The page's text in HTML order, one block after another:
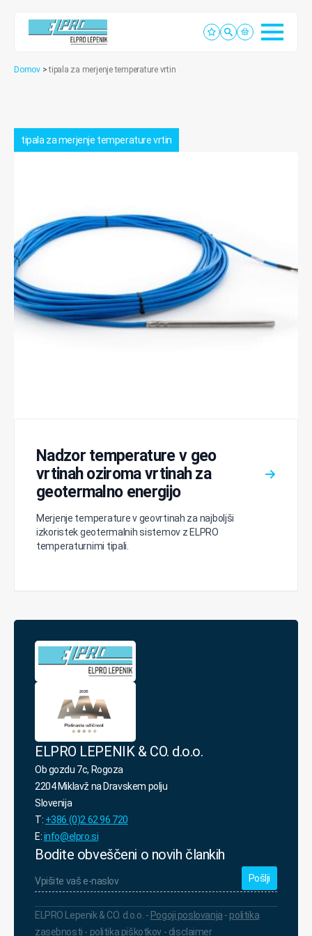
Domov > tipala za merjenje temperature vrtin
tipala za merjenje temperature vrtin
Nadzor temperature v geo
vrtinah oziroma vrtinah za
geotermalno energijo
Merjenje temperature v geovrtinah za najboljši
izkoristek geotermalnih sistemov z ELPRO
temperaturnimi tipali.
ELPRO LEPENIK & CO. d.o.o.
Ob gozdu 7c, Rogoza
2204 Miklavž na Dravskem polju
Slovenija
T: +386 (0)2 62 96 720
E:info@elpro.si
Bodite obveščeni o novih člankih
vaš
e-
*
ELPRO Lepenik & CO. d.o.o. - Pogoji poslovanja - politika
zasebnosti - politika piškotkov - disclaimer